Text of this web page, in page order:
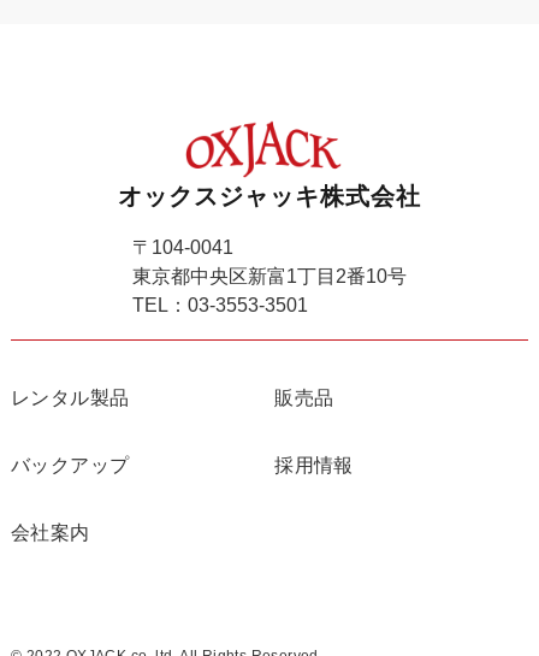
オックスジャッキ株式会社
〒104-0041
東京都中央区新富1丁目2番10号
TEL：03-3553-3501
レンタル製品 販売品
バックアップ 採用情報
会社案内